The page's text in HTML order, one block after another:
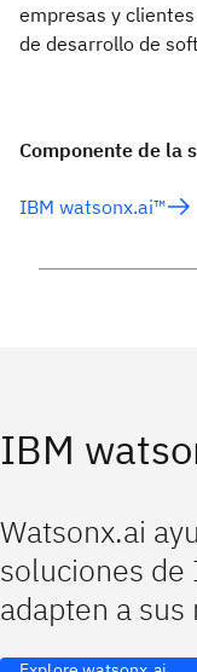
empresas y
de desarrollo de
Componente de la
IBM watsonx.ai™
IBM
Watsonx.ai
soluciones de
adapten a